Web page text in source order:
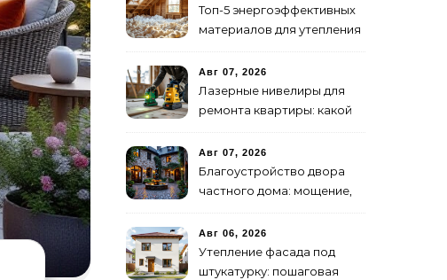
Топ-5 энергоэффективных
материалов для утепления
Авг 07, 2026
Лазерные нивелиры для
ремонта квартиры: какой
Авг 07, 2026
Благоустройство двора
частного дома: мощение,
Авг 06, 2026
Утепление фасада под
штукатурку: пошаговая